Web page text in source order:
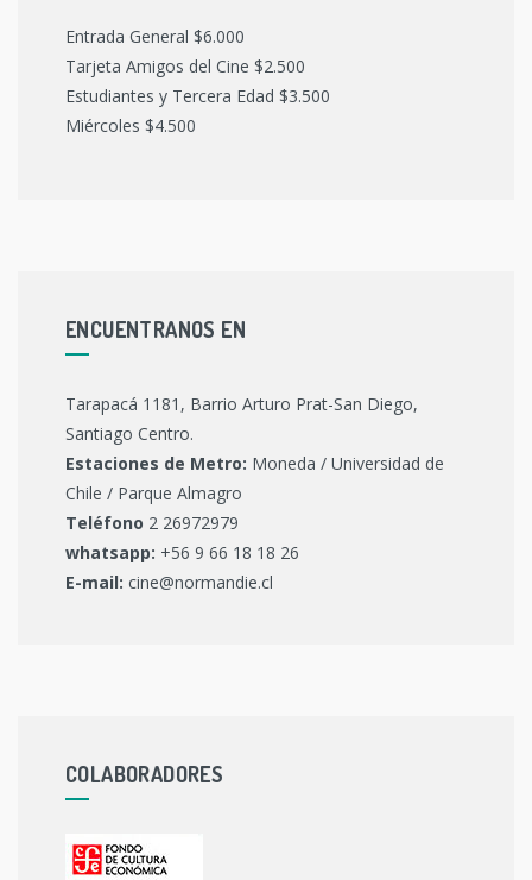
Entrada General $6.000
Tarjeta Amigos del Cine $2.500
Estudiantes y Tercera Edad $3.500
Miércoles $4.500
ENCUENTRANOS EN
Tarapacá 1181, Barrio Arturo Prat-San Diego,
Santiago Centro.
Estaciones de Metro: Moneda / Universidad de
Chile / Parque Almagro
Teléfono 2 26972979
whatsapp: +56 9 66 18 18 26
E-mail: cine@normandie.cl
COLABORADORES